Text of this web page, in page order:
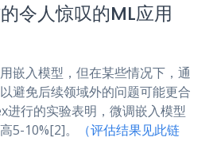
令人惊叹的ML应用
嵌入模型，但在某些情况下，通
避免后续领域外的问题可能更合
行的实验表明，微调嵌入模型
5-10%[2]。
（评估结果见此链